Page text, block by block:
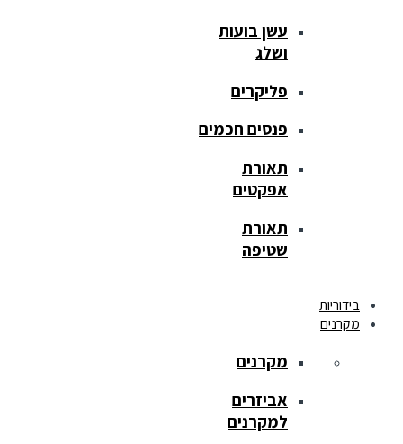
עשן בועות
ושלג
פליקרים
פנסים חכמים
תאורת
אפקטים
תאורת
שטיפה
בידוריות
מקרנים
מקרנים
אביזרים
למקרנים